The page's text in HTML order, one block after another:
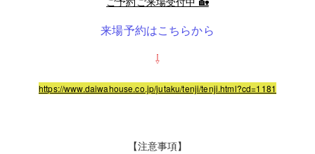
来場予約はこちらから
⇩
https://www.daiwahouse.co.jp/jutaku/tenji/tenji.html?cd=1181
【注意事項】